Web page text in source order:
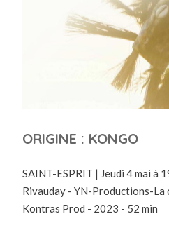
ORIGINE : KONGO
SAINT-ESPRIT | Jeudi 4 mai à
Rivauday - YN-Productions-La
Kontras Prod - 2023 - 52 min